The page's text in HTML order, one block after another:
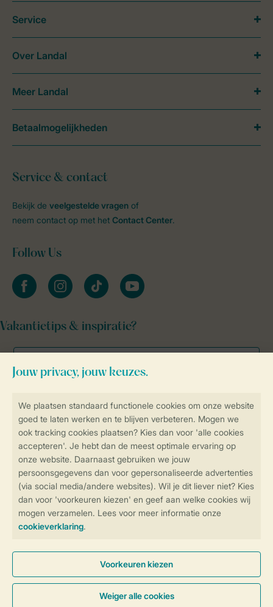
Controle over jouw gegevens &
Instellingen wijzigen
Veilig en snel online boeken
Veilige gegevensoverdracht
Veilige betaling
Service & contact
Bekijk de veelgestelde vragen of
neem contact op met het Contact Center.
Follow Us
facebookinstagramtiktok youtube
Vakantietips & inspiratie?
Service
Over Landal
Meer Landal
Betaalmogelijkheden